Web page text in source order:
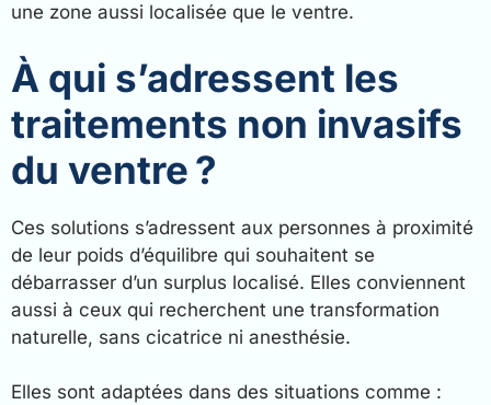
une zone aussi localisée que le ventre.
À qui s’adressent les
traitements non invasifs
du ventre ?
Ces solutions s’adressent aux personnes à proximité
de leur poids d’équilibre qui souhaitent se
débarrasser d’un surplus localisé. Elles conviennent
aussi à ceux qui recherchent une transformation
naturelle, sans cicatrice ni anesthésie.
Elles sont adaptées dans des situations comme :